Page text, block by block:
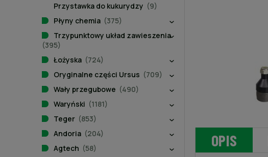
Przystawka do kukurydzy (9)
Płyny chemia (375)
Trzypunktowy układ zawieszenia
(395)
Łożyska (724)
Oryginalne części Ursus (709)
Wały przegubowe (490)
Waryński (1181)
Teger (853)
Andoria (204)
Agtech (58)
OPIS